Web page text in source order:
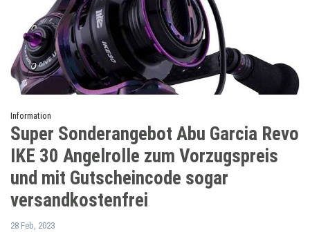
Information
Super Sonderangebot Abu Garcia Revo
IKE 30 Angelrolle zum Vorzugspreis
und mit Gutscheincode sogar
versandkostenfrei
28 Feb, 2023